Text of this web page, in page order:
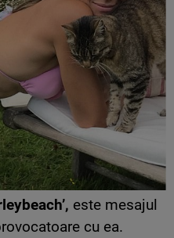
este mesajul
cu ea.